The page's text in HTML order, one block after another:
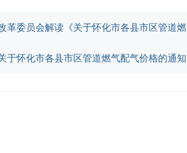
革委员会解读《关于怀化市各县市区管道燃
于怀化市各县市区管道燃气配气价格的通知